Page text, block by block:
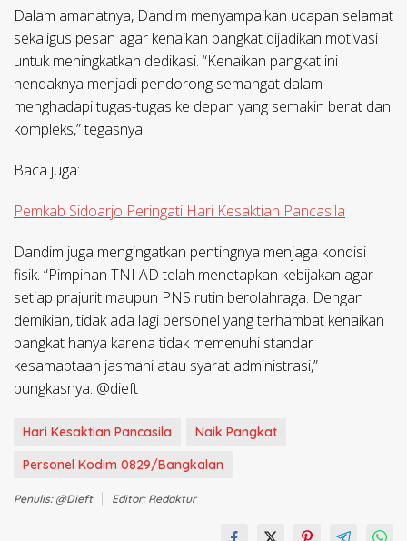
Dalam amanatnya, Dandim menyampaikan ucapan selamat
sekaligus pesan agar kenaikan pangkat dijadikan motivasi
untuk meningkatkan dedikasi. “Kenaikan pangkat ini
hendaknya menjadi pendorong semangat dalam
menghadapi tugas-tugas ke depan yang semakin berat dan
kompleks,” tegasnya.
Baca juga:
Pemkab Sidoarjo Peringati Hari Kesaktian Pancasila
Dandim juga mengingatkan pentingnya menjaga kondisi
fisik. “Pimpinan TNI AD telah menetapkan kebijakan agar
setiap prajurit maupun PNS rutin berolahraga. Dengan
demikian, tidak ada lagi personel yang terhambat kenaikan
pangkat hanya karena tidak memenuhi standar
kesamaptaan jasmani atau syarat administrasi,”
pungkasnya. @dieft
Hari Kesaktian Pancasila
Naik Pangkat
Personel Kodim 0829/Bangkalan
Penulis: @dieft Editor: Redaktur